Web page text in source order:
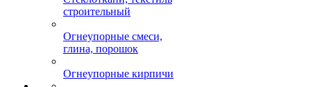
строительный
Огнеупорные смеси,
глина, порошок
Огнеупорные кирпичи